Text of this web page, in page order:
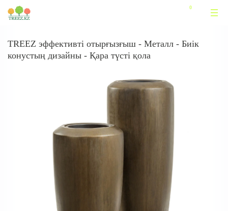
TREEZ эффективті отырғызғыш - Металл - Биік
конустың дизайны - Қара түсті қола